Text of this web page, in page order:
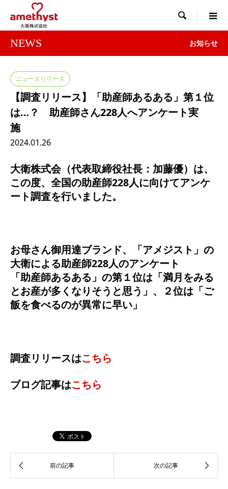

NEWS お知らせ
ニュースリリース
【調査リリース】「助産師あるある」第１位
は…？ 助産師さん228人へアンケート実
施
2024.01.26
大衛株式会（代表取締役社長：加藤優）は、
この度、全国の助産師228人に向けてアンケ
ート調査を行いました。
お母さん御用達ブランド、「アメジスト」の
大衛による助産師228人のアンケート
「助産師あるある」の第１位は「満月をみる
とお産が多くなりそうと思う」、２位は「ご
飯を食べるのが異常に早い」
調査リリースはこちら
ブログ記事はこちら